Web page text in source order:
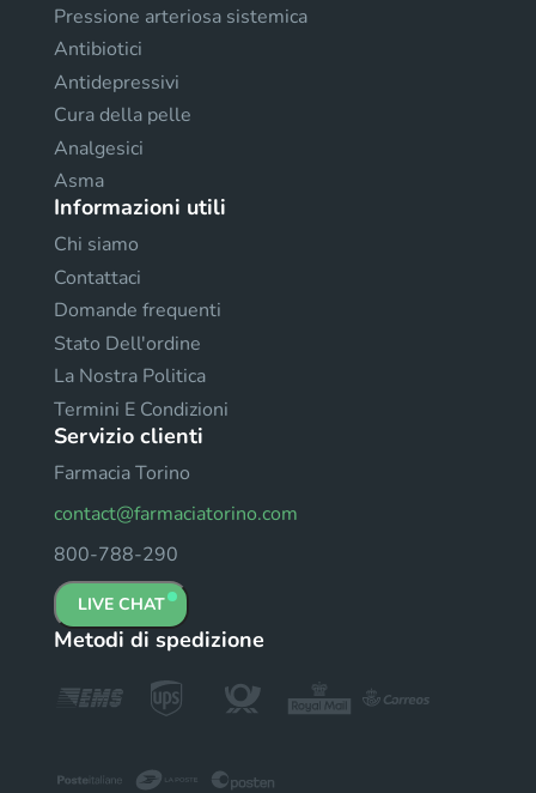
Pressione arteriosa sistemica
Antibiotici
Antidepressivi
Cura della pelle
Analgesici
Asma
Informazioni utili
Chi siamo
Contattaci
Domande frequenti
Stato Dell'ordine
La Nostra Politica
Termini E Condizioni
Servizio clienti
Farmacia Torino
contact@farmaciatorino.com
800-788-290
LIVE CHAT
Metodi di spedizione